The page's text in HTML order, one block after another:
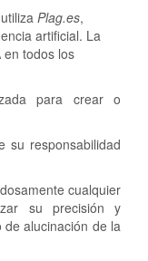
Plag.es,
artificial. La
en todos los
para crear o
su responsabilidad
cualquier
su precisión y
alucinación de la